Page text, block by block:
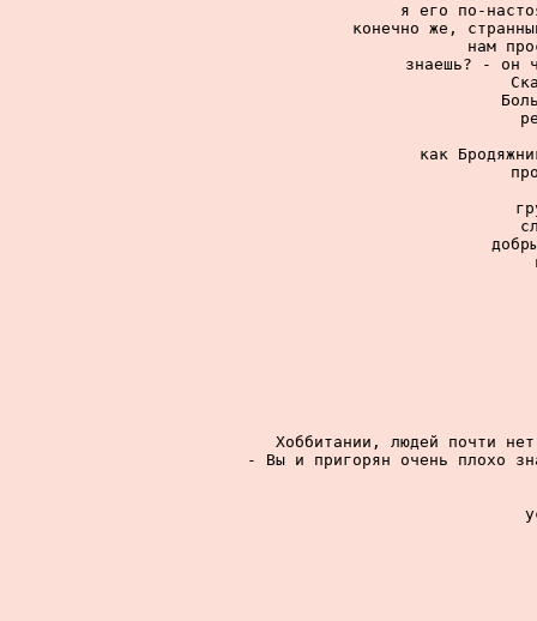
я его по-
конечно же,
нам
знаешь? - он
как
Хоббитании, людей почти
- Вы и пригорян очень плохо